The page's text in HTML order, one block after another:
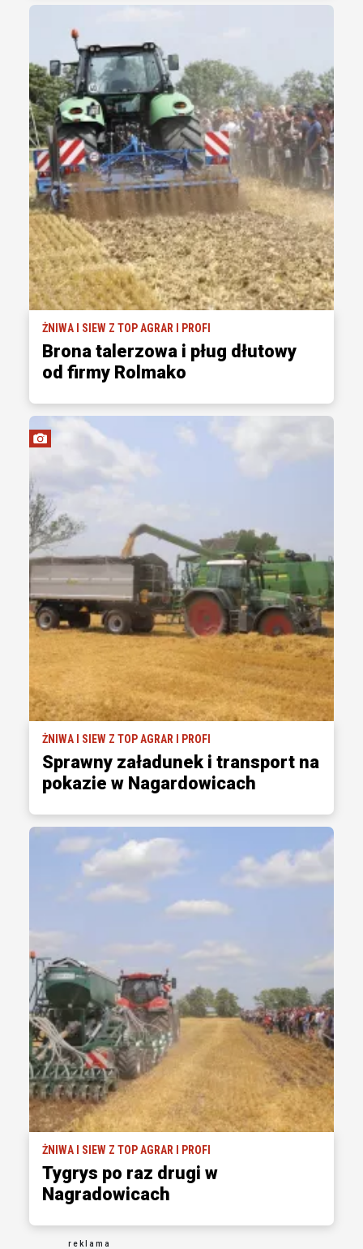
ŻNIWA I SIEW Z TOP AGRAR I PROFI
Brona talerzowa i pług dłutowy
od firmy Rolmako
ŻNIWA I SIEW Z TOP AGRAR I PROFI
Sprawny załadunek i transport na
pokazie w Nagardowicach
ŻNIWA I SIEW Z TOP AGRAR I PROFI
Tygrys po raz drugi w
Nagradowicach